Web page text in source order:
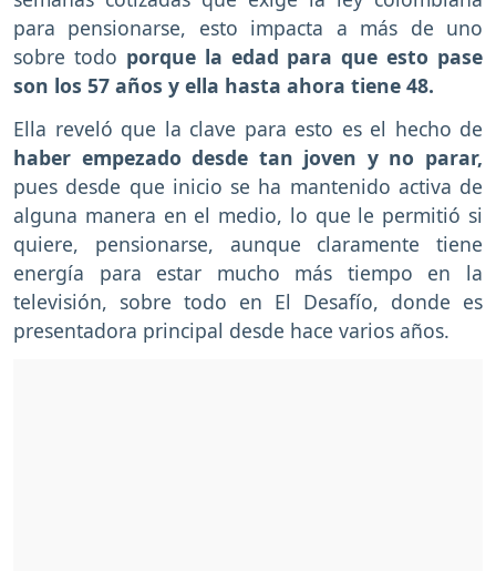
para pensionarse, esto impacta a más de uno
sobre todo porque la edad para que esto pase
son los 57 años y ella hasta ahora tiene 48.
Ella reveló que la clave para esto es el hecho de
haber empezado desde tan joven y no parar,
pues desde que inicio se ha mantenido activa de
alguna manera en el medio, lo que le permitió si
quiere, pensionarse, aunque claramente tiene
energía para estar mucho más tiempo en la
televisión, sobre todo en El Desafío, donde es
presentadora principal desde hace varios años.